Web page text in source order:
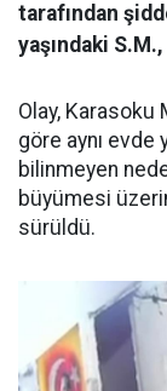
tarafından
yaşındaki
Olay, Karasoku
göre aynı evde
bilinmeyen
büyümesi
sürüldü.